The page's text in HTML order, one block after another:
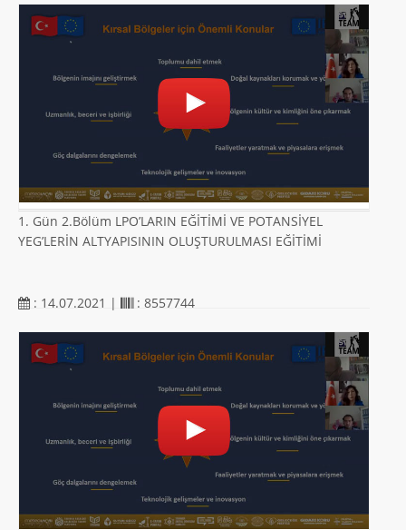
1. Gün 2.Bölüm LPO’LARIN EĞİTİMİ VE POTANSİYEL
YEG’LERİN ALTYAPISININ OLUŞTURULMASI EĞİTİMİ
: 14.07.2021 | : 8557744